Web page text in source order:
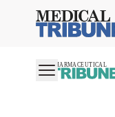
Medical Tribune
PHARMACEUTICAL